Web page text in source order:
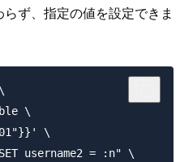
ず、指定の値を設定できま
\
\
username2 = :n" \